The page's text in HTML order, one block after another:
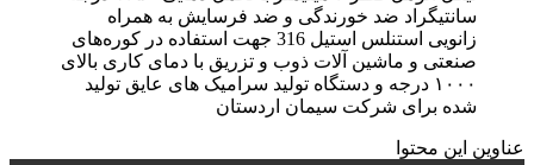
سانتیگراد ضد خورندگی و ضد فرسایش به همراه
زانویی استنلس استیل 316 جهت استفاده در کوره‌های
صنعتی و ماشین آلات ذوب و تزریق با دمای کاری بالای
۱۰۰۰ درجه و دستگاه تولید سرامیک های عایق تولید
شده برای شرکت سیمان اردستان
عناوین این محتوا